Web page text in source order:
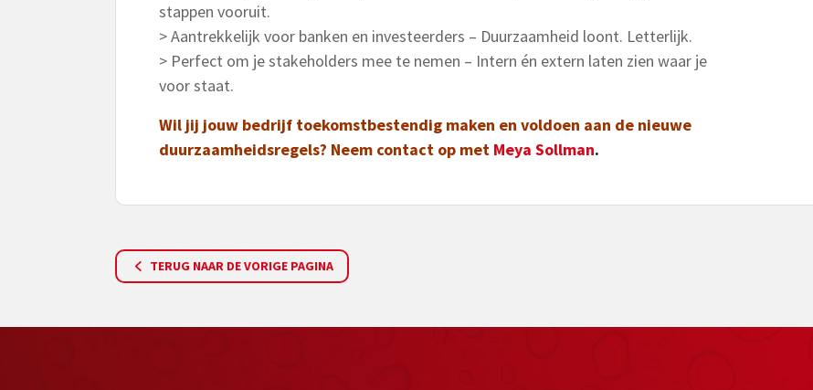
stappen vooruit.
> Aantrekkelijk voor banken en investeerders – Duurzaamheid loont. Letterlijk.
> Perfect om je stakeholders mee te nemen – Intern én extern laten zien waar je
voor staat.
Wil jij jouw bedrijf toekomstbestendig maken en voldoen aan de nieuwe
duurzaamheidsregels? Neem contact op met Meya Sollman.
TERUG NAAR DE VORIGE PAGINA